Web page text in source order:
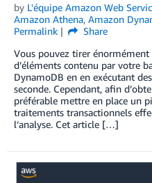
by L'équipe Amazon Web
Amazon Athena, Amazon
Permalink
Share
Vous pouvez tirer
d’éléments contenu par votre
DynamoDB en en exécutant
seconde. Cependant, afin
préférable mettre en place un
traitements transactionnels
l’analyse. Cet article […]